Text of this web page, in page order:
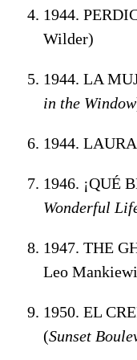
1944.
Wilder)
1944. LA
in the Window
1944.
1946. ¡QUÉ
Wonderful
1947. THE
Leo
1950. EL
(Sunset